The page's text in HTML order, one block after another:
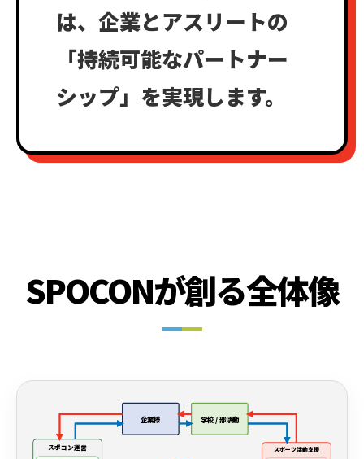
は、企業とアスリートの
「持続可能なパートナー
シップ」を実現します。
SPOCONが創る全体像
スポコン運営
企業様 学校 / 部活動
スポーツ活動支援